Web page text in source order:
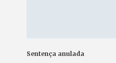
Sentença anulada